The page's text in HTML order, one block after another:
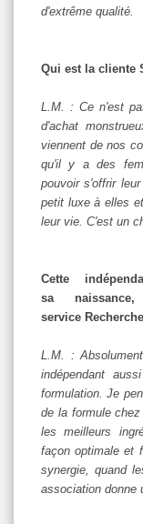
d'extrême qualité.
Qui est la cliente
L.M. : Ce n'est
d'achat
viennent de nos
qu'il y a des
pouvoir s'offrir
petit luxe à elles
leur vie. C'est un
Cette
sa naissance,
service
L.M. :
indépendant
formulation. Je
de la formule
les meilleurs
façon optimale et
synergie, quand
association donne